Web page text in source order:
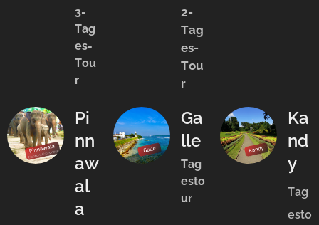
3-
Tag
es-
Tou
r
2-
Tag
es-
Tou
r
Pi
nn
aw
al
a
Ga
lle
Tag
esto
ur
Ka
nd
y
Tag
esto